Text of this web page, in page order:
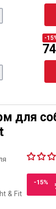
-
для
-15%